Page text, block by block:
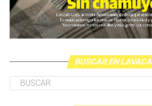
BUSCAR EN LAVACA